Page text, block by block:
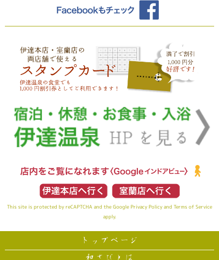
This site is protected by reCAPTCHA and the Google Privacy Policy and Terms of Service
apply.
トップページ
和さびとは